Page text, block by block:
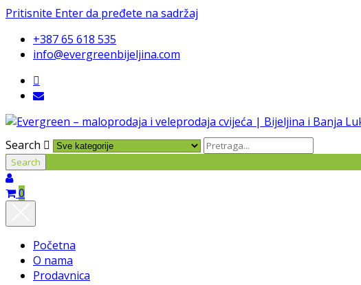
Pritisnite Enter da pređete na sadržaj
+387 65 618 535
info@evergreenbijeljina.com
Search
0
Početna
O nama
Prodavnica